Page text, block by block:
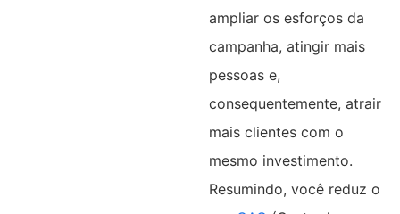
ampliar os esforços da
campanha, atingir mais
pessoas e,
consequentemente, atrair
mais clientes com o
mesmo investimento.
Resumindo, você reduz o